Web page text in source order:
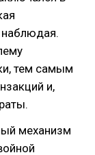
наблюдая.
тем самым
и,
механизм